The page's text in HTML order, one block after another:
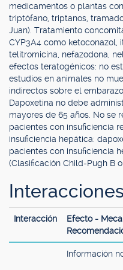
medicamentos o plantas
triptófano, triptanos,
Juan). Tratamiento
CYP3A4 como ketoconazol,
telitromicina, nefazodona,
efectos teratogénicos: no
estudios en animales no
indirectos sobre el
Dapoxetina no debe
mayores de 65 años. No se
pacientes con insuficiencia
insuficiencia hepática:
pacientes con insuficiencia
(Clasificación Child-Pugh B o
Interacciones
Interacción
Efecto -
Información